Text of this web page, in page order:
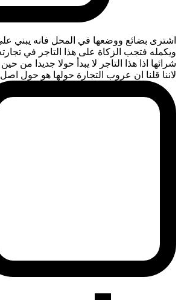
اشترى بضائع ووضعها في المحل فانه يبني
ويكمله فتجب الزكاة على هذا التاجر في
شرائها اذا هذا التاجر لا يبدأ حولا جديدا من
لاننا قلنا ان عروب التجارة حولها هو حول اصل